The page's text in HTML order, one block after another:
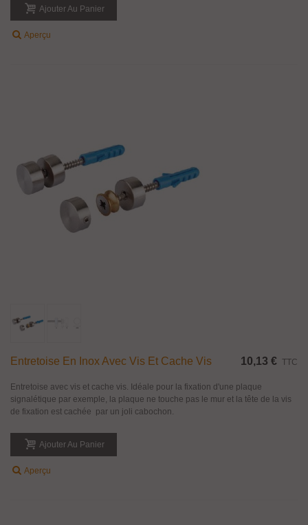
Ajouter Au Panier
Aperçu
Entretoise En Inox Avec Vis Et Cache Vis 10,13 € TTC
Entretoise avec vis et cache vis. Idéale pour la fixation d'une plaque
signalétique par exemple, la plaque ne touche pas le mur et la tête de la vis
de fixation est cachée par un joli cabochon.
Ajouter Au Panier
Aperçu